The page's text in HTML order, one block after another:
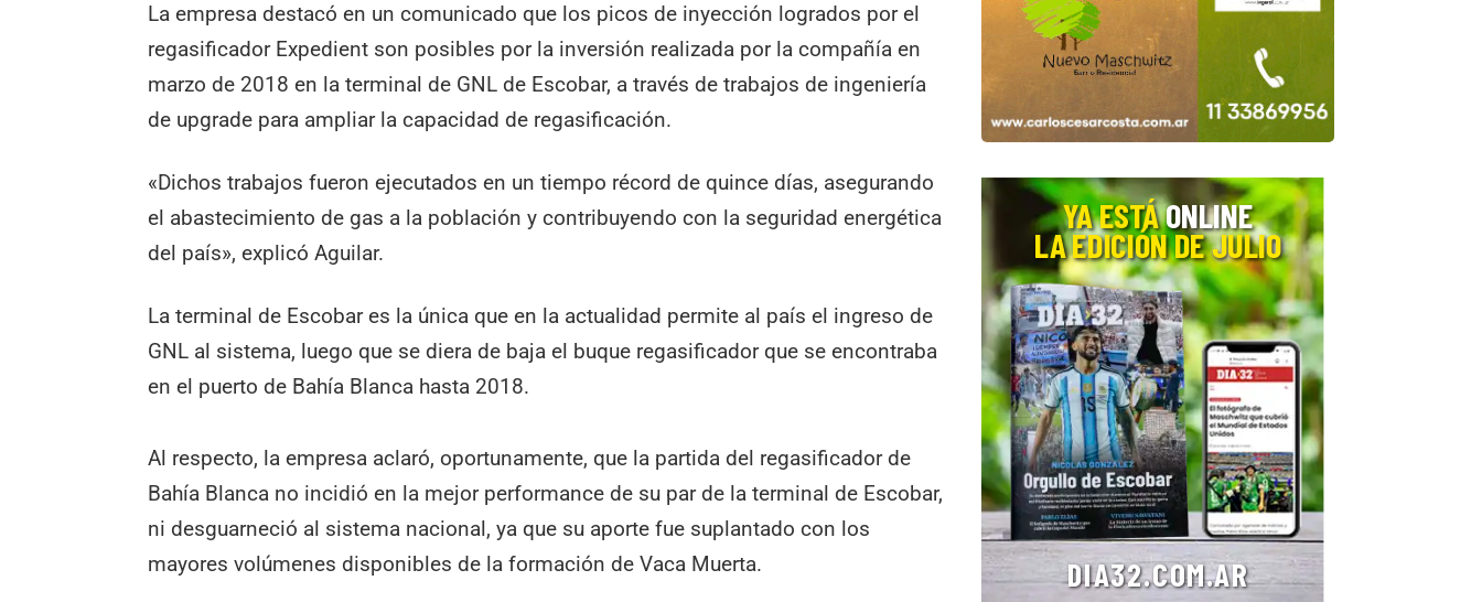
La empresa destacó en un comunicado que los picos de inyección logrados por el
regasificador Expedient son posibles por la inversión realizada por la compañía en
marzo de 2018 en la terminal de GNL de Escobar, a través de trabajos de ingeniería
de upgrade para ampliar la capacidad de regasificación.
«Dichos trabajos fueron ejecutados en un tiempo récord de quince días, asegurando
el abastecimiento de gas a la población y contribuyendo con la seguridad energética
del país», explicó Aguilar.
La terminal de Escobar es la única que en la actualidad permite al país el ingreso de
GNL al sistema, luego que se diera de baja el buque regasificador que se encontraba
en el puerto de Bahía Blanca hasta 2018.
Al respecto, la empresa aclaró, oportunamente, que la partida del regasificador de
Bahía Blanca no incidió en la mejor performance de su par de la terminal de Escobar,
ni desguarneció al sistema nacional, ya que su aporte fue suplantado con los
mayores volúmenes disponibles de la formación de Vaca Muerta.